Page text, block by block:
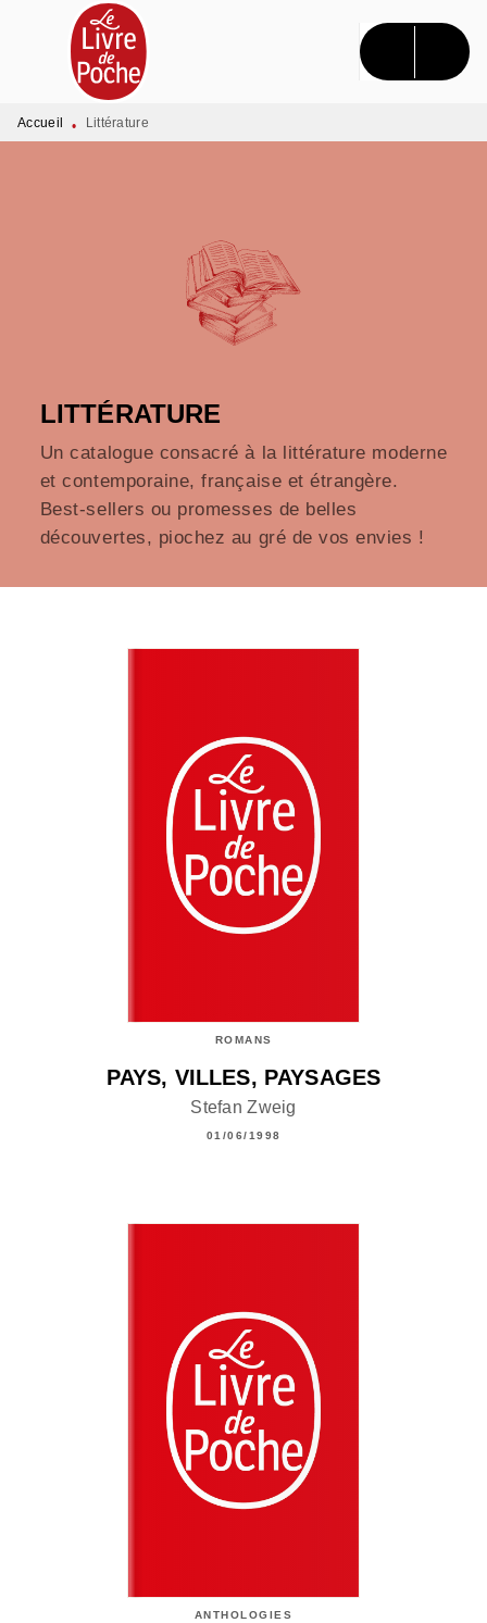
MENU RECHERCHE CONTENU
PIED DE PAGE
Accueil • Littérature
LITTÉRATURE
Un catalogue consacré à la littérature moderne
et contemporaine, française et étrangère.
Best-sellers ou promesses de belles
découvertes, piochez au gré de vos envies !
ROMANS
PAYS, VILLES, PAYSAGES
Stefan Zweig
01/06/1998
ANTHOLOGIES